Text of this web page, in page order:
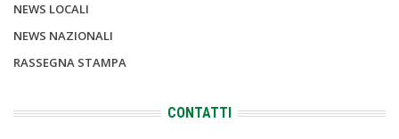
NEWS LOCALI
NEWS NAZIONALI
RASSEGNA STAMPA
CONTATTI